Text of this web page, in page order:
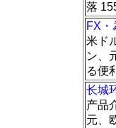
落
FX・
米ド
ン、
る便
长城
产品
元、